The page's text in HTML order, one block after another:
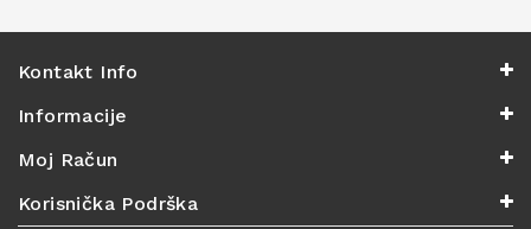
Kontakt Info
Informacije
Moj Račun
Korisnička Podrška